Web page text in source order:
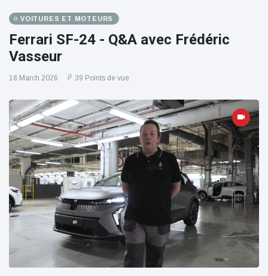
VOITURES ET MOTEURS
Ferrari SF-24 - Q&A avec Frédéric
Vasseur
18 March 2026 39 Points de vue